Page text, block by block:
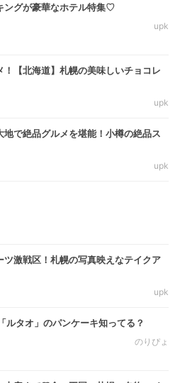
ングが豪華なホテル特集♡
upk
！【北海道】札幌の美味しいチョコレ
upk
地で絶品グルメを堪能！小樽の絶品ス
upk
ツ激戦区！札幌の写真映えなテイクア
upk
ルタオ」のパンケーキ知ってる？
のりぴょ